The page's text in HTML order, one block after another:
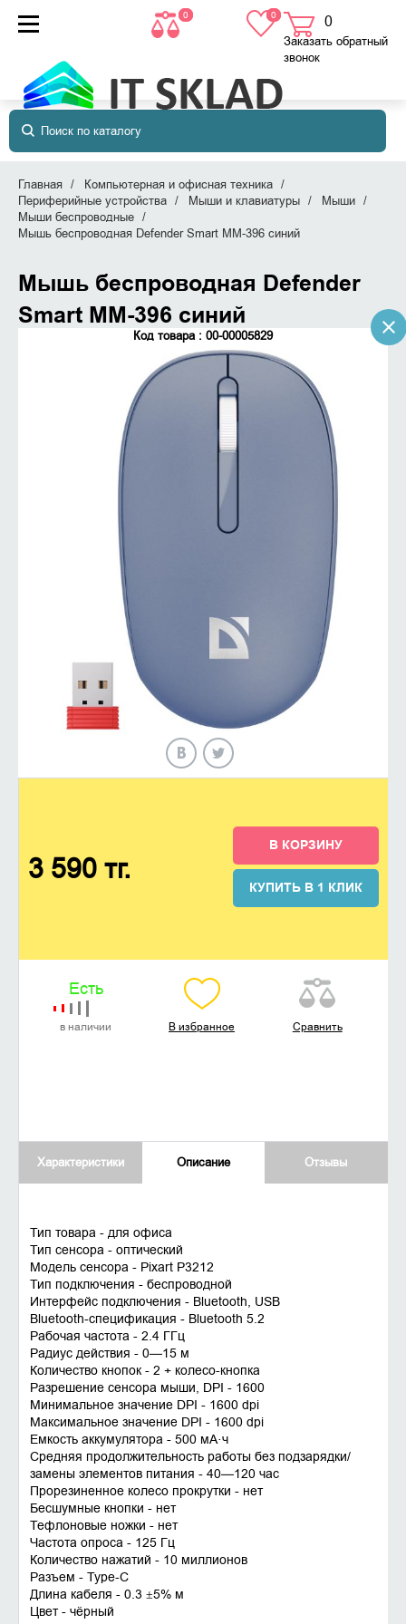
0 0 0
в корзине
Заказать обратный
звонок
Главная
Компьютерная и офисная техника
Периферийные устройства
Мыши и клавиатуры
Мыши
Мыши беспроводные
Мышь беспроводная Defender Smart MM-396 синий
Мышь беспроводная Defender
Smart MM-396 синий
Код товара : 00-00005829
3 590 тг.
В КОРЗИНУ
КУПИТЬ В 1 КЛИК
Есть
в наличии В избранное Сравнить
Характеристики Описание Отзывы
Тип товара - для офиса
Тип сенсора - оптический
Модель сенсора - Pixart P3212
Тип подключения - беспроводной
Интерфейс подключения - Bluetooth, USB
Bluetooth-спецификация - Bluetooth 5.2
Рабочая частота - 2.4 ГГц
Радиус действия - 0—15 м
Количество кнопок - 2 + колесо-кнопка
Разрешение сенсора мыши, DPI - 1600
Минимальное значение DPI - 1600 dpi
Максимальное значение DPI - 1600 dpi
Емкость аккумулятора - 500 мА·ч
Средняя продолжительность работы без подзарядки/
замены элементов питания - 40—120 час
Прорезиненное колесо прокрутки - нет
Бесшумные кнопки - нет
Тефлоновые ножки - нет
Частота опроса - 125 Гц
Количество нажатий - 10 миллионов
Разъем - Type-C
Длина кабеля - 0.3 ±5% м
Цвет - чёрный